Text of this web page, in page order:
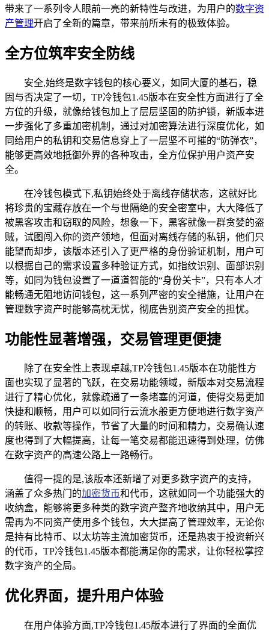
带来了一系列令人眼前一亮的新特性与改进，为用户的数字资
产管理开启了全新的篇章，带来前所未有的极致体验。
全方位筑牢安全防线
安全,始终是数字钱包的核心要义，如同大厦的基石，稳
固与否决定了一切，TP冷钱包1.45版本在安全性方面进行了全
方位的升级，就像给钱包加上了层层坚固的防护锁，新版本进
一步强化了多重加密机制，通过对加密算法进行深度优化，如
同给用户的私钥和交易信息穿上了一层坚不可摧的“防弹衣”，
能够更高效地抵御外界的各种攻击，全方位保护用户资产安
全。
在冷钱包模式下,私钥始终处于离线存储状态，这就好比
将珍贵的宝藏存放在一个与世隔绝的安全密室中，大大降低了
被黑客攻击和窃取的风险，想象一下，黑客就像一群贪婪的盗
贼，试图闯入你的资产领地，但面对离线存储的私钥，他们只
能望而却步，该版本还引入了更严格的身份验证机制，用户可
以根据自己的需求设置多种验证方式，如指纹识别、面部识别
等，如同为钱包设置了一道道智能的“身份关卡”，只有本人才
能畅通无阻地访问钱包，这一系列严密的安全措施，让用户在
管理数字资产时能够高枕无忧，彻底告别资产安全的担忧。
功能性显著增强，交易管理更便捷
除了在安全性上表现卓越,TP冷钱包1.45版本在功能性方
面也实现了显著的飞跃，在交易功能领域，新版本对交易流程
进行了精心优化，就像疏通了一条堵塞的河道，使得交易更加
快捷和顺畅，用户可以如同行云流水般更方便地进行数字资产
的转账、收款等操作，节省了大量的时间和精力，交易确认速
度也得到了大幅提高，让每一笔交易都能迅速得到处理，仿佛
在数字资产的高速公路上一路畅行。
值得一提的是,该版本还新增了对更多数字资产的支持，
涵盖了众多热门的加密货币和代币，这就如同一个功能强大的
收纳盒，能够将更多种类的数字资产整齐地收纳其中，用户无
需再为不同资产使用多个钱包，大大提高了管理效率，无论你
是持有比特币、以太坊等主流加密货币，还是热衷于投资新兴
的代币，TP冷钱包1.45版本都能满足你的需求，让你轻松掌控
数字资产的全局。
优化界面，提升用户体验
在用户体验方面,TP冷钱包1.45版本进行了界面的全面优